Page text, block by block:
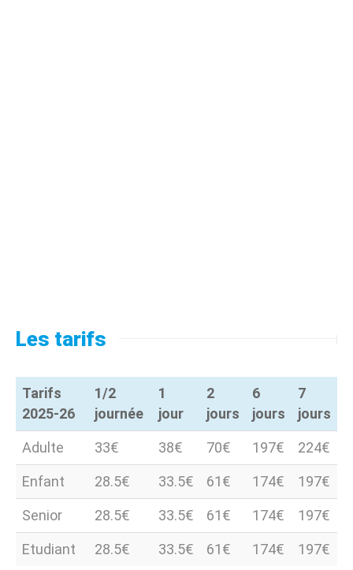
Les tarifs
Tarifs
2025-26
1/2
journée
1
jour
2
jours
6
jours
7
jours
Tarifs
2025-26
1/2
journée
1
jour
2
jours
6
jours
7
jours
Adulte 33€ 38€ 70€ 197€ 224€
Enfant 28.5€ 33.5€ 61€ 174€ 197€
Senior 28.5€ 33.5€ 61€ 174€ 197€
Etudiant 28.5€ 33.5€ 61€ 174€
197€